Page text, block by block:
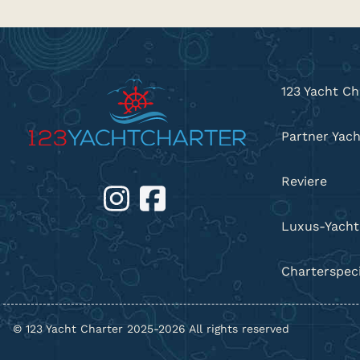
123 Yacht
Partner
Reviere
Luxus-
© 123 Yacht Charter 2025-2026 All rights reserved